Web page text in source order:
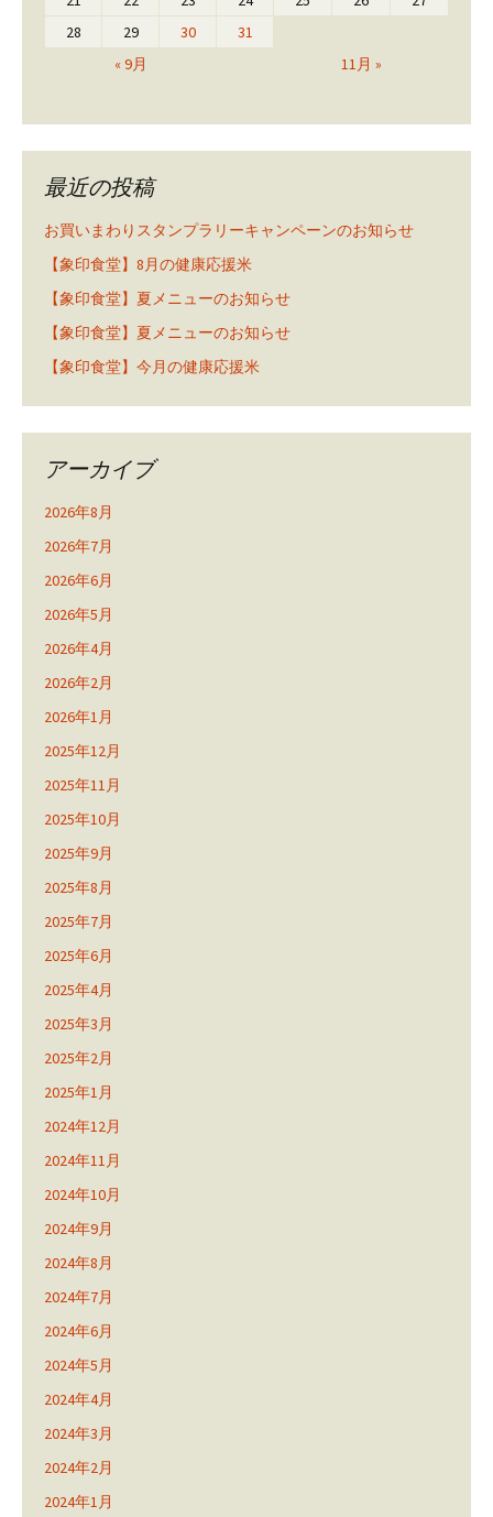
« 9月 11月 »
28
29 30 31
最近の投稿
お買いまわりスタンプラリーキャンペーンのお知らせ
【象印食堂】8月の健康応援米
【象印食堂】夏メニューのお知らせ
【象印食堂】夏メニューのお知らせ
【象印食堂】今月の健康応援米
アーカイブ
2026年8月
2026年7月
2026年6月
2026年5月
2026年4月
2026年2月
2026年1月
2025年12月
2025年11月
2025年10月
2025年9月
2025年8月
2025年7月
2025年6月
2025年4月
2025年3月
2025年2月
2025年1月
2024年12月
2024年11月
2024年10月
2024年9月
2024年8月
2024年7月
2024年6月
2024年5月
2024年4月
2024年3月
2024年2月
2024年1月